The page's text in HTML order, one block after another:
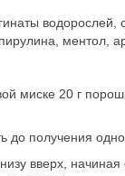
водорослей,
ментол,
миске 20 г
до получения
вверх, начиная